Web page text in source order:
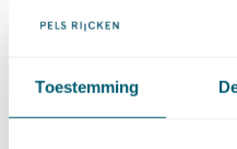
Toestemming
september (12)
juli (16)
juni (16)